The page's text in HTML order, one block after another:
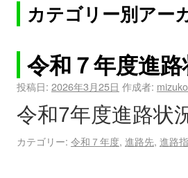
カテゴリー別アー
令和７年度進
投稿日: 2026年3月25日 作成者:
令和7年度進路状
カテゴリー: 令和７年度, 進路先, 進路